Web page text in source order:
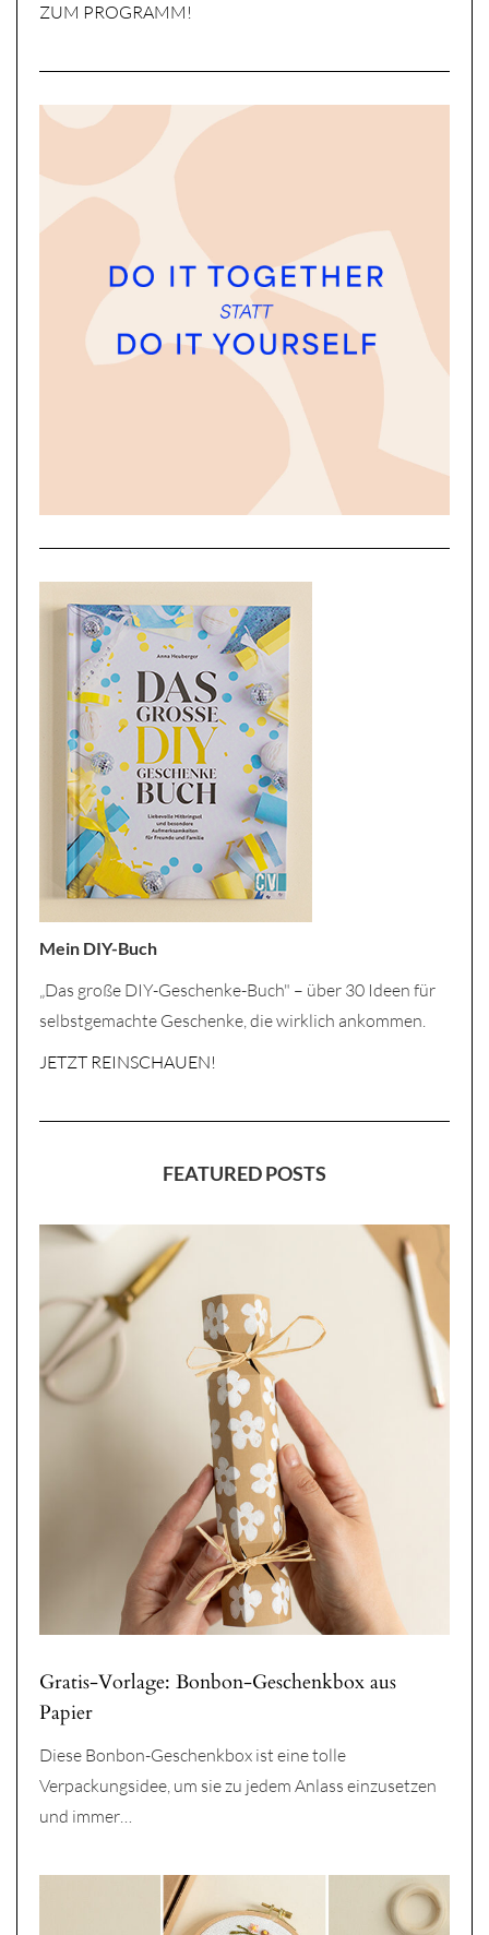
ZUM PROGRAMM!
Mein DIY-Buch
„Das große DIY-Geschenke-Buch" – über 30 Ideen für
selbstgemachte Geschenke, die wirklich ankommen.
JETZT REINSCHAUEN!
FEATURED POSTS
Gratis-Vorlage: Bonbon-Geschenkbox aus
Papier
Diese Bonbon-Geschenkbox ist eine tolle
Verpackungsidee, um sie zu jedem Anlass einzusetzen
und immer…